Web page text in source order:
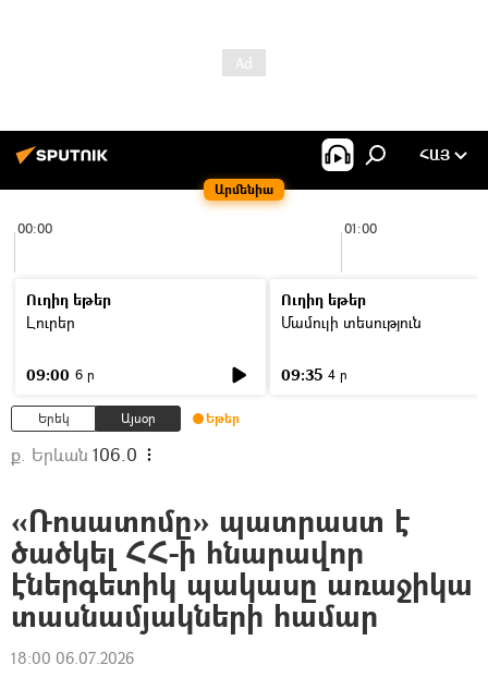
Արմենիա
ՀԱՅ
00:00 01:00
Ուղիղ եթեր
Լուրեր
09:00 6 ր
Ուղիղ եթեր
Մամուլի տեսություն
09:35 4 ր
Երեկ Այսօր Եթեր
ք. Երևան 106.0
«Ռոսատոմը» պատրաստ է
ծածկել ՀՀ-ի հնարավոր
էներգետիկ պակասը առաջիկա
տասնամյակների համար
18:00 06.07.2026